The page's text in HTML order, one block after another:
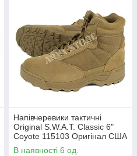
Напівчеревики тактичні
Original S.W.A.T. Classic 6"
Coyote 115103 Оригінал США
В наявності 6 од.